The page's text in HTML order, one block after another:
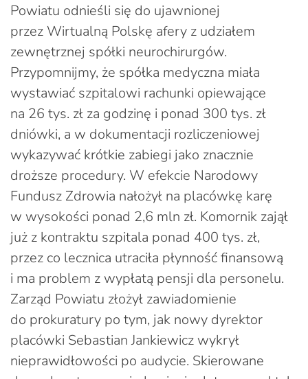
Powiatu odnieśli się do ujawnionej
przez Wirtualną Polskę afery z udziałem
zewnętrznej spółki neurochirurgów.
Przypomnijmy, że spółka medyczna miała
wystawiać szpitalowi rachunki opiewające
na 26 tys. zł za godzinę i ponad 300 tys. zł
dniówki, a w dokumentacji rozliczeniowej
wykazywać krótkie zabiegi jako znacznie
droższe procedury. W efekcie Narodowy
Fundusz Zdrowia nałożył na placówkę karę
w wysokości ponad 2,6 mln zł. Komornik zajął
już z kontraktu szpitala ponad 400 tys. zł,
przez co lecznica utraciła płynność finansową
i ma problem z wypłatą pensji dla personelu.
Zarząd Powiatu złożył zawiadomienie
do prokuratury po tym, jak nowy dyrektor
placówki Sebastian Jankiewicz wykrył
nieprawidłowości po audycie. Skierowane